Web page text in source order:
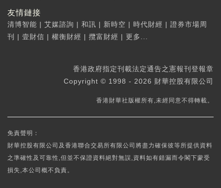
友情鏈接
清博智能 | 艾媒諮詢 | 和訊 | 新時空 | 時代財經 | 證券市場周
刊
| 壹財信 | 權衡財經 | 攬富財經 | 更多...
香港政府指定刊載法定通告之憲報刊登報章
Copyright © 1998 - 2026 財華控股有限公司
香港財華社版權所有,未經同意不得轉載。
免責聲明：
財華控股有限公司及香港聯合交易所有限公司將盡力確保彼等所提供資料
之準確性及可靠性,但並不保證資料絕對無誤,資料如有錯漏而令閣下蒙受
損失,本公司概不負責。